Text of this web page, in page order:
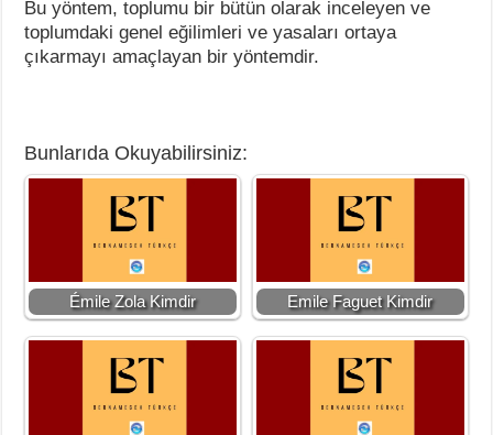
Bu yöntem, toplumu bir bütün olarak inceleyen ve
toplumdaki genel eğilimleri ve yasaları ortaya
çıkarmayı amaçlayan bir yöntemdir.
Bunlarıda Okuyabilirsiniz:
Émile Zola Kimdir Emile Faguet Kimdir